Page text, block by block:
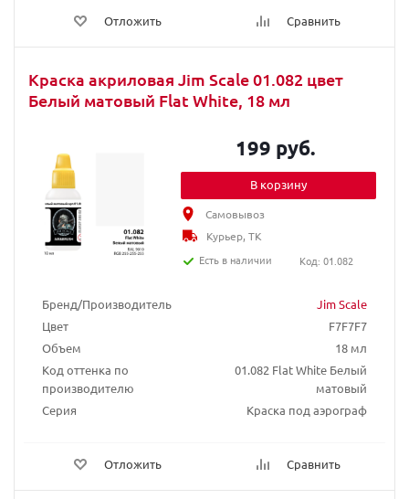
Отложить Сравнить
Краска акриловая Jim Scale 01.082 цвет
Белый матовый Flat White, 18 мл
Бренд/Производитель
Jim Scale
Цвет
F7F7F7
Объем
18 мл
Код оттенка по
производителю
01.082 Flat White Белый
матовый
Серия
Краска под аэрограф
Отложить Сравнить
199 руб.
В корзину
Самовывоз
Курьер, ТК
Есть в наличии
Код: 01.082